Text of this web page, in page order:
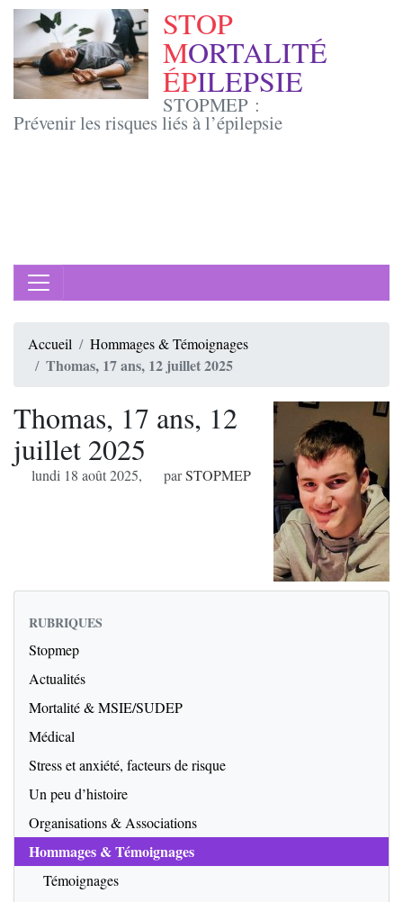
STOP
MORTALITÉ
ÉPILEPSIE
STOPMEP :
Prévenir les risques liés à l’épilepsie
Accueil Hommages & Témoignages
Thomas, 17 ans, 12 juillet 2025
Thomas, 17 ans, 12
juillet 2025
lundi 18 août 2025, parSTOPMEP
RUBRIQUES
Stopmep
Actualités
Mortalité & MSIE/SUDEP
Médical
Stress et anxiété, facteurs de risque
Un peu d’histoire
Organisations & Associations
Hommages & Témoignages
Témoignages